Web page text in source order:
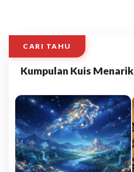
CARI TAHU
Kumpulan Kuis Menarik